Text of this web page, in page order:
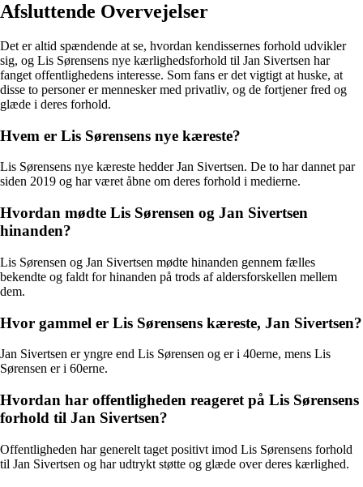
Afsluttende Overvejelser
Det er altid spændende at se, hvordan kendissernes forhold udvikler
sig, og Lis Sørensens nye kærlighedsforhold til Jan Sivertsen har
fanget offentlighedens interesse. Som fans er det vigtigt at huske, at
disse to personer er mennesker med privatliv, og de fortjener fred og
glæde i deres forhold.
Hvem er Lis Sørensens nye kæreste?
Lis Sørensens nye kæreste hedder Jan Sivertsen. De to har dannet par
siden 2019 og har været åbne om deres forhold i medierne.
Hvordan mødte Lis Sørensen og Jan Sivertsen
hinanden?
Lis Sørensen og Jan Sivertsen mødte hinanden gennem fælles
bekendte og faldt for hinanden på trods af aldersforskellen mellem
dem.
Hvor gammel er Lis Sørensens kæreste, Jan Sivertsen?
Jan Sivertsen er yngre end Lis Sørensen og er i 40erne, mens Lis
Sørensen er i 60erne.
Hvordan har offentligheden reageret på Lis Sørensens
forhold til Jan Sivertsen?
Offentligheden har generelt taget positivt imod Lis Sørensens forhold
til Jan Sivertsen og har udtrykt støtte og glæde over deres kærlighed.